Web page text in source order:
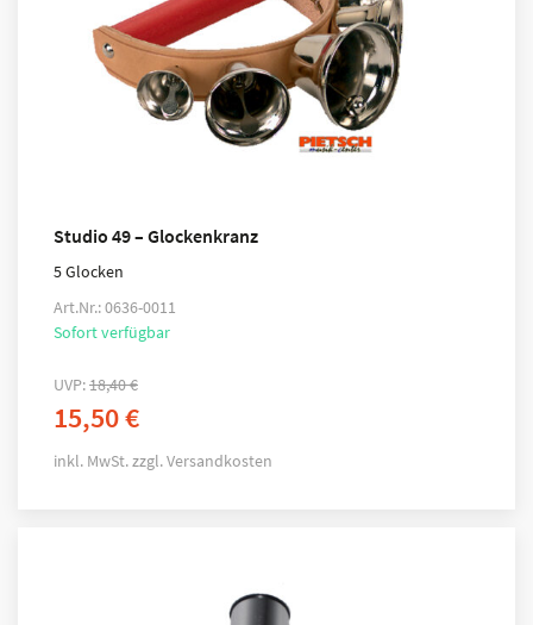
Studio 49 – Glockenkranz
5 Glocken
Art.Nr.: 0636-0011
Sofort verfügbar
UVP:18,40€
15,50€
inkl. MwSt. zzgl.Versandkosten